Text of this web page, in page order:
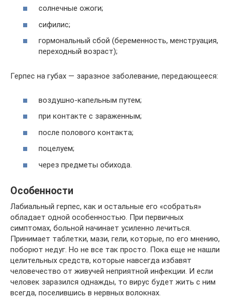
солнечные ожоги;
сифилис;
гормональный сбой (беременность, менструация,
переходный возраст);
Герпес на губах — заразное заболевание, передающееся:
воздушно-капельным путем;
при контакте с зараженным;
после полового контакта;
поцелуем;
через предметы обихода.
Особенности
Лабиальный герпес, как и остальные его «собратья»
обладает одной особенностью. При первичных
симптомах, больной начинает усиленно лечиться.
Принимает таблетки, мази, гели, которые, по его мнению,
поборют недуг. Но не все так просто. Пока еще не нашли
целительных средств, которые навсегда избавят
человечество от живучей неприятной инфекции. И если
человек заразился однажды, то вирус будет жить с ним
всегда, поселившись в нервных волокнах.